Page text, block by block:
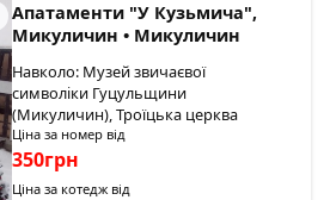
Апатаменти "У Кузьмича",
Микуличин • Микуличин
Навколо: Музей звичаєвої
символіки Гуцульщини
(Микуличин), Троїцька церква
Ціна за номер від
350грн
Ціна за котедж від